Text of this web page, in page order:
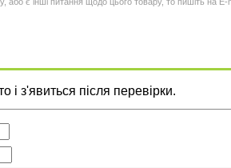
з'явиться після перевірки.